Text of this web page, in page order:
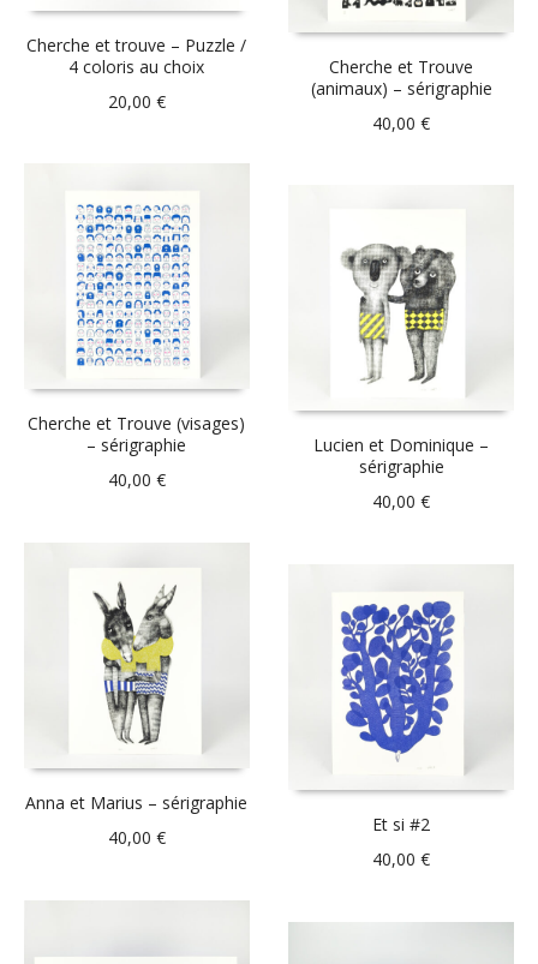
Cherche et trouve – Puzzle /
4 coloris au choix
20,00 €
Cherche et Trouve
(animaux) – sérigraphie
40,00€
Cherche et Trouve (visages)
– sérigraphie
40,00 €
Lucien et Dominique –
sérigraphie
40,00€
Anna et Marius – sérigraphie
40,00 €
Et si #2
40,00€